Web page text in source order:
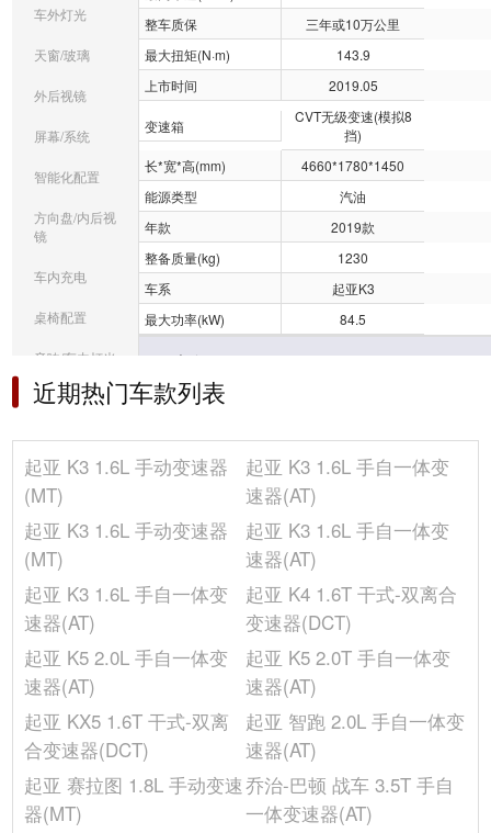
车外灯光
天窗/玻璃
外后视镜
屏幕/系统
智能化配置
方向盘/内后视
镜
车内充电
桌椅配置
音响/车内灯光
冰箱/空调
选装包
其它
整车质保
三年或10万公里
最大扭矩(N·m)
143.9
上市时间
2019.05
变速箱
CVT无级变速(模拟8
挡)
长*宽*高(mm)
4660*1780*1450
能源类型
汽油
年款
2019款
整备质量(kg)
1230
车系
起亚K3
最大功率(kW)
84.5
车身
座位数(个)
车门数(个)
前轮距(mm)
1558
长度(mm)
4660
平开门
宽度(mm)
1780
发动机
L
近期热门车款列表
起亚 K3 1.6L 手动变速器
(MT)
起亚 K3 1.6L 手自一体变
速器(AT)
起亚 K3 1.6L 手动变速器
(MT)
起亚 K3 1.6L 手自一体变
速器(AT)
起亚 K3 1.6L 手自一体变
速器(AT)
起亚 K4 1.6T 干式-双离合
变速器(DCT)
起亚 K5 2.0L 手自一体变
速器(AT)
起亚 K5 2.0T 手自一体变
速器(AT)
起亚 KX5 1.6T 干式-双离
合变速器(DCT)
起亚 智跑 2.0L 手自一体变
速器(AT)
起亚 赛拉图 1.8L 手动变速
器(MT)
乔治-巴顿 战车 3.5T 手自
一体变速器(AT)